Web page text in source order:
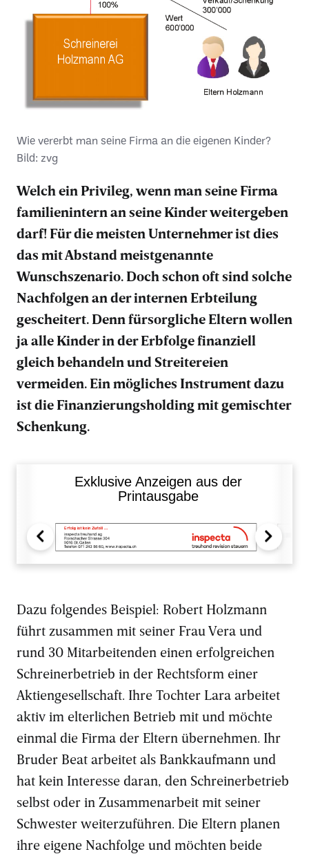
Wie vererbt man seine Firma an die eigenen Kinder?
Bild: zvg
Welch ein Privileg, wenn man seine Firma
familienintern an seine Kinder weitergeben
darf! Für die meisten Unternehmer ist dies
das mit Abstand meistgenannte
Wunschszenario. Doch schon oft sind solche
Nachfolgen an der internen Erbteilung
gescheitert. Denn fürsorgliche Eltern wollen
ja alle Kinder in der Erbfolge finanziell
gleich behandeln und Streitereien
vermeiden. Ein mögliches Instrument dazu
ist die Finanzierungsholding mit gemischter
Schenkung.
Exklusive Anzeigen aus der
Printausgabe
Dazu folgendes Beispiel: Robert Holzmann
führt zusammen mit seiner Frau Vera und
rund 30 Mitarbeitenden einen erfolgreichen
Schreinerbetrieb in der Rechtsform einer
Aktiengesellschaft. Ihre Tochter Lara arbeitet
aktiv im elterlichen Betrieb mit und möchte
einmal die Firma der Eltern übernehmen. Ihr
Bruder Beat arbeitet als Bankkaufmann und
hat kein Interesse daran, den Schreinerbetrieb
selbst oder in Zusammenarbeit mit seiner
Schwester weiterzuführen. Die Eltern planen
ihre eigene Nachfolge und möchten beide